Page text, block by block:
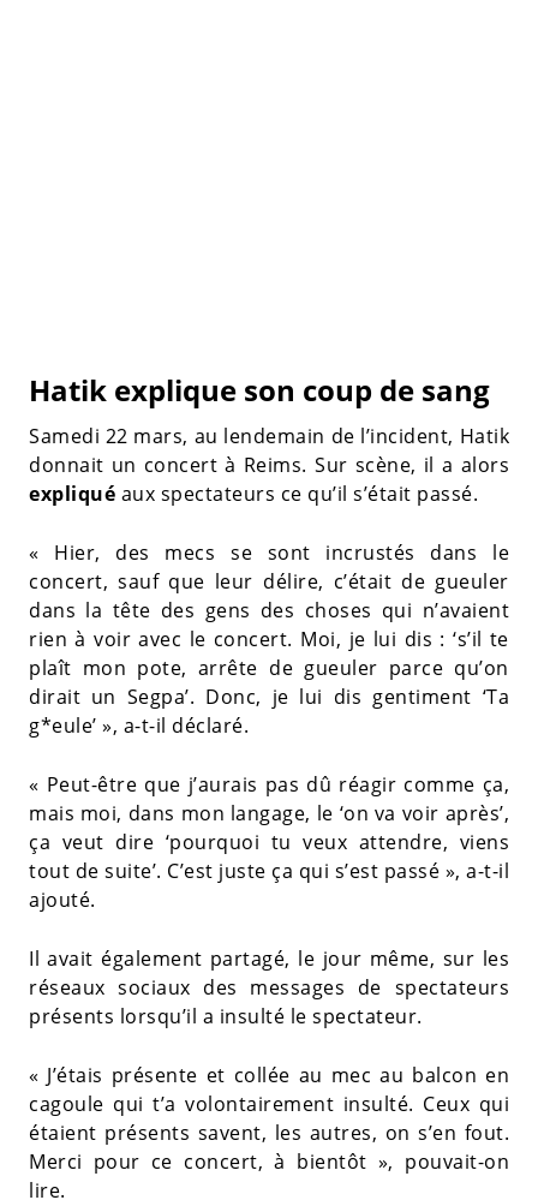
Hatik explique son coup de sang
Samedi 22 mars, au lendemain de l’incident, Hatik
donnait un concert à Reims. Sur scène, il a alors
expliqué aux spectateurs ce qu’il s’était passé.
« Hier, des mecs se sont incrustés dans le
concert, sauf que leur délire, c’était de gueuler
dans la tête des gens des choses qui n’avaient
rien à voir avec le concert. Moi, je lui dis : ‘s’il te
plaît mon pote, arrête de gueuler parce qu’on
dirait un Segpa’. Donc, je lui dis gentiment ‘Ta
g*eule’ », a-t-il déclaré.
« Peut-être que j’aurais pas dû réagir comme ça,
mais moi, dans mon langage, le ‘on va voir après’,
ça veut dire ‘pourquoi tu veux attendre, viens
tout de suite’. C’est juste ça qui s’est passé », a-t-il
ajouté.
Il avait également partagé, le jour même, sur les
réseaux sociaux des messages de spectateurs
présents lorsqu’il a insulté le spectateur.
« J’étais présente et collée au mec au balcon en
cagoule qui t’a volontairement insulté. Ceux qui
étaient présents savent, les autres, on s’en fout.
Merci pour ce concert, à bientôt », pouvait-on
lire.